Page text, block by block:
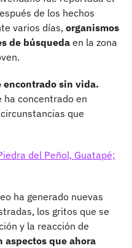
de los hechos
varios días, organismos
de búsqueda en la zona
encontrado sin vida.
ha concentrado en
que
del Peñol, Guatapé;
ha generado nuevas
los gritos que se
y la reacción de
aspectos que ahora